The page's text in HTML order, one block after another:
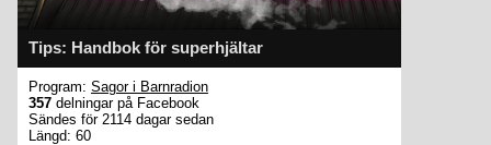
Tips: Handbok för superhjältar
Program: Sagor i Barnradion
357 delningar på Facebook
Sändes för 2114 dagar sedan
Längd: 60